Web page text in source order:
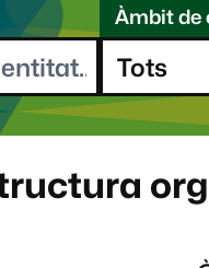
l
e
o
t
Àmbit de